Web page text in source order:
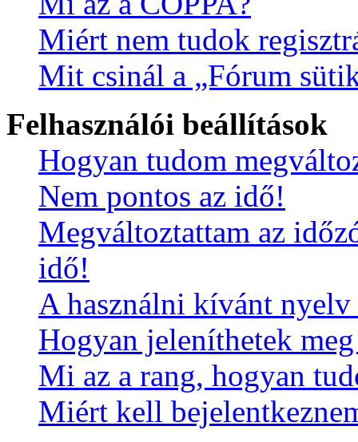
Miért nem tudok
Mit csinál a „Fórum
Felhasználói beállítások
Hogyan tudom
Nem pontos az idő!
Megváltoztattam az
idő!
A használni kívánt
Hogyan jeleníthetek
Mi az a rang, hogyan
Miért kell